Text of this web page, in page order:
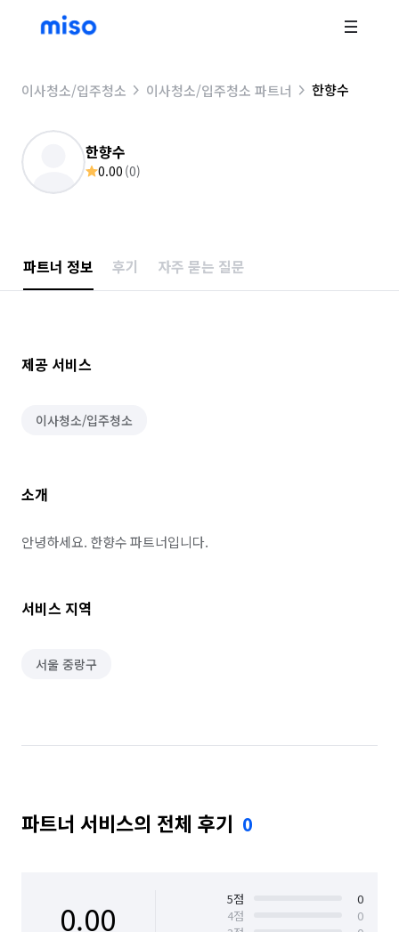
이사청소/입주청소 이사청소/입주청소 파트너 한향수
한향수
0.00 (0)
파트너 정보 후기 자주 묻는 질문
제공 서비스
이사청소/입주청소
소개
안녕하세요. 한향수 파트너입니다.
서비스 지역
서울 중랑구
파트너 서비스의 전체 후기 0
0.00 5점
0
4점
0